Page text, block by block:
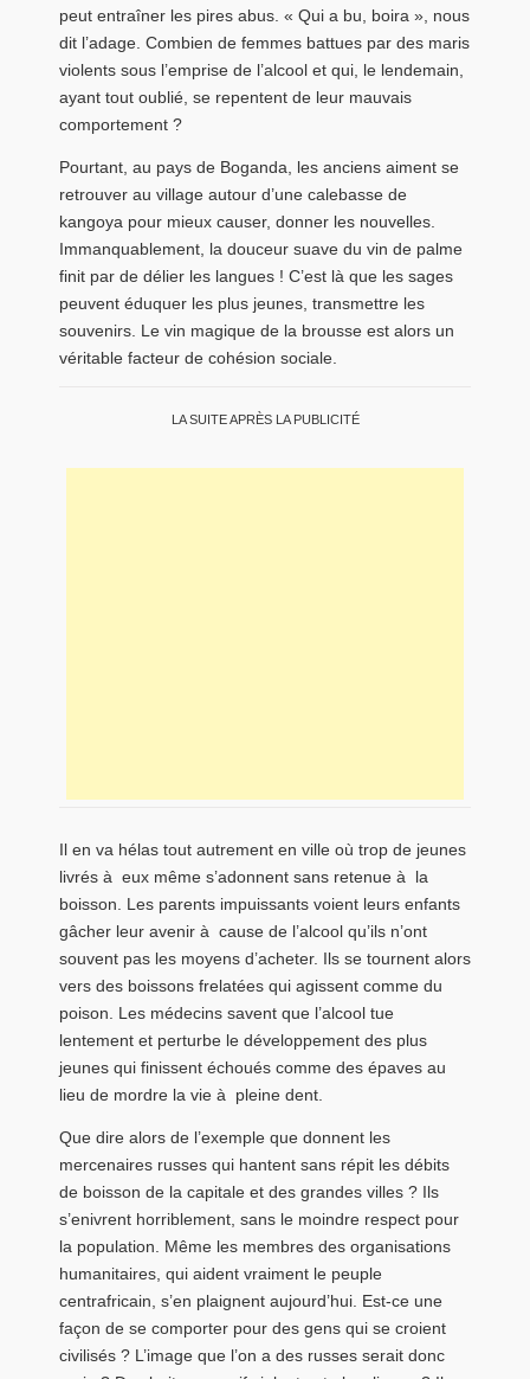
peut entraîner les pires abus. « Qui a bu, boira », nous
dit l’adage. Combien de femmes battues par des maris
violents sous l’emprise de l’alcool et qui, le lendemain,
ayant tout oublié, se repentent de leur mauvais
comportement ?
Pourtant, au pays de Boganda, les anciens aiment se
retrouver au village autour d’une calebasse de
kangoya pour mieux causer, donner les nouvelles.
Immanquablement, la douceur suave du vin de palme
finit par de délier les langues ! C’est là que les sages
peuvent éduquer les plus jeunes, transmettre les
souvenirs. Le vin magique de la brousse est alors un
véritable facteur de cohésion sociale.
LA SUITE APRÈS LA PUBLICITÉ
Il en va hélas tout autrement en ville où trop de jeunes
livrés à eux même s’adonnent sans retenue à la
boisson. Les parents impuissants voient leurs enfants
gâcher leur avenir à cause de l’alcool qu’ils n’ont
souvent pas les moyens d’acheter. Ils se tournent alors
vers des boissons frelatées qui agissent comme du
poison. Les médecins savent que l’alcool tue
lentement et perturbe le développement des plus
jeunes qui finissent échoués comme des épaves au
lieu de mordre la vie à pleine dent.
Que dire alors de l’exemple que donnent les
mercenaires russes qui hantent sans répit les débits
de boisson de la capitale et des grandes villes ? Ils
s’enivrent horriblement, sans le moindre respect pour
la population. Même les membres des organisations
humanitaires, qui aident vraiment le peuple
centrafricain, s’en plaignent aujourd’hui. Est-ce une
façon de se comporter pour des gens qui se croient
civilisés ? L’image que l’on a des russes serait donc